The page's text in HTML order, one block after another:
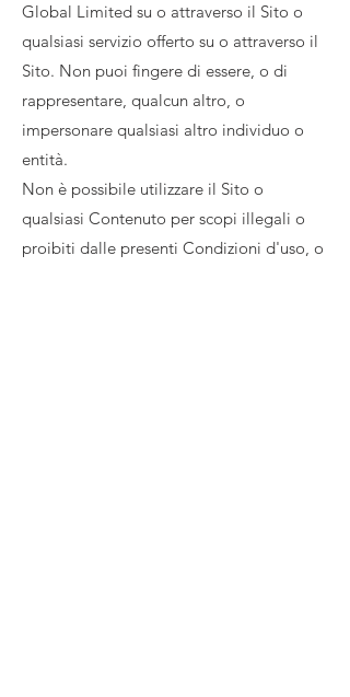
Global Limited su o attraverso il Sito o
qualsiasi servizio offerto su o attraverso il
Sito. Non puoi fingere di essere, o di
rappresentare, qualcun altro, o
impersonare qualsiasi altro individuo o
entità.
Non è possibile utilizzare il Sito o
qualsiasi Contenuto per scopi illegali o
proibiti dalle presenti Condizioni d'uso, o